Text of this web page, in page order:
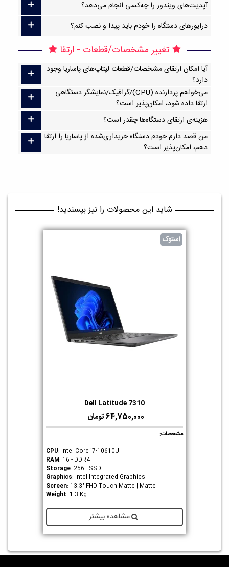
آپدیت‌های ویندوز را چه‌کسی انجام می‌دهد؟
درایورهای دستگاه را خودم باید پیدا و نصب کنم؟
تغییر مشخصات/قطعات - ارتقا
آیا امکان ارتقا‌ی مشخصات/قطعات لپتاپ‌های پاساریا وجود
دارد؟
می‌خواهم پردازنده (CPU)/گرافیک/نمایشگر دستگاهی
ارتقا داده شود، امکان‌پذیر است؟
هزینه‌ی ارتقای دستگاه‌ها چقدر است؟
من قصد دارم خودم دستگاه خریداری‌شده از پاساریا را ارتقا
دهم، امکان‌پذیر است؟
شاید این محصولات را نیز بپسندید!
استوک
Dell Latitude 7310
64,750,000 تومان
مشخصات:
CPU: Intel Core i7-10610U
RAM: 16 - DDR4
Storage: 256 - SSD
Graphics: Intel Integrated Graphics
Screen: 13.3" FHD Touch Matte | Matte
Weight: 1.3 Kg
مشاهده بیشتر